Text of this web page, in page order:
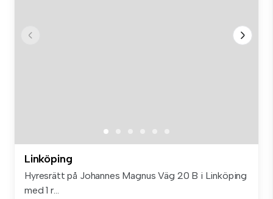
Linköping
Hyresrätt på Johannes Magnus Väg 20 B i Linköping
med 1 r...